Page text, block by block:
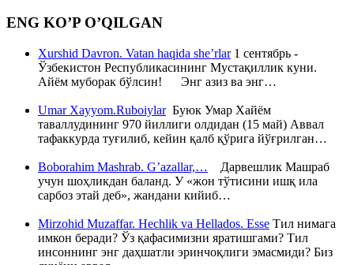
ENG KO’P O’QILGAN
Xurshid Davron. Vatan haqida she’rlar1 сентябрь -
Ўзбекистон Республикасининг Мустақиллик куни.
Айём муборак бўлсин! Энг азиз ва энг…
Umar Xayyom.RuboiylarБуюк Умар Хайём
таваллудининг 970 йиллиги олдидан (15 май) Аввал
тафаккурда туғилиб, кейин қалб қўрига йўғрилган…
Boborahim Mashrab. G’azallar,… Дарвешлик Машраб
учун шоҳликдан баланд. У «жон тўтисини ишқ ила
сарбоз этай деб», жандани кийиб…
Mirzohid Muzaffar. Hechlik va Hellados. Esse Тил нимага
имкон беради? Ўз қафасимизни яратишгами? Тил
инсоннинг энг даҳшатли эринчоқлиги эмасмиди? Биз